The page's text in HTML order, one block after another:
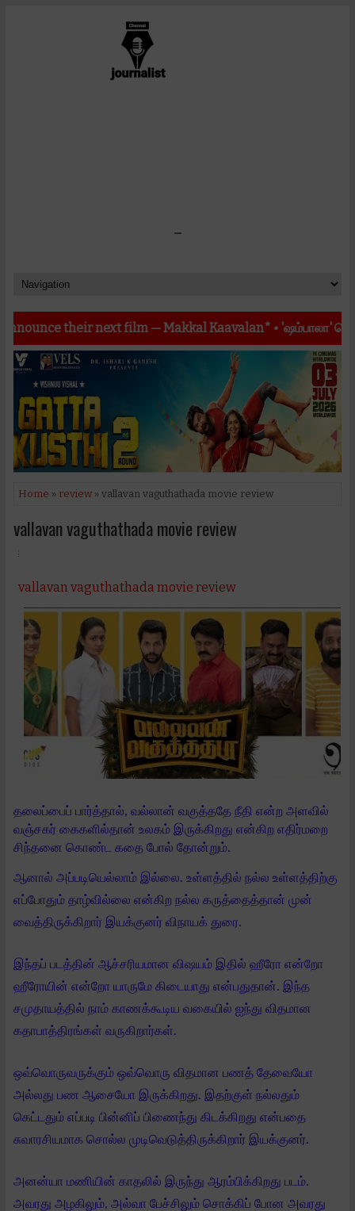
-
film — Makkal Kaavalan*•'ஷம்பாலா' வெற்றிக்
Home » review » vallavan vaguthathada movie review
vallavan vaguthathada movie review
vallavan vaguthathada movie review
தலைப்பைப் பார்த்தால், வல்லான் வகுத்ததே நீதி என்ற அளவில்
வஞ்சகர் கைகளில்தான் உலகம் இருக்கிறது என்கிற எதிர்மறை
சிந்தனை கொண்ட கதை போல் தோன்றும்.
ஆனால் அப்படியெல்லாம் இல்லை. உள்ளத்தில் நல்ல உள்ளத்திற்கு
எப்போதும் தாழ்வில்லை என்கிற நல்ல கருத்தைத்தான் முன்
வைத்திருக்கிறார் இயக்குனர் விநாயக் துரை.
இந்தப் படத்தின் ஆச்சரியமான விஷயம் இதில் ஹீரோ என்றோ
ஹீரோயின் என்றோ யாருமே கிடையாது என்பதுதான். இந்த
சமுதாயத்தில் நாம் காணக்கூடிய வகையில் ஐந்து விதமான
கதாபாத்திரங்கள் வருகிறார்கள்.
ஒவ்வொருவருக்கும் ஒவ்வொரு விதமான பணத் தேவையோ
அல்லது பண ஆசையோ இருக்கிறது. இதற்குள் நல்லதும்
கெட்டதும் எப்படி பின்னிப் பிணைந்து கிடக்கிறது என்பதை
சுவாரசியமாக சொல்ல முடிவெடுத்திருக்கிறார் இயக்குனர்.
அனன்யா மணியின் காதலில் இருந்து ஆரம்பிக்கிறது படம்.
அவரது அழகிலும், அல்வா பேச்சிலும் சொக்கிப் போன அவரது